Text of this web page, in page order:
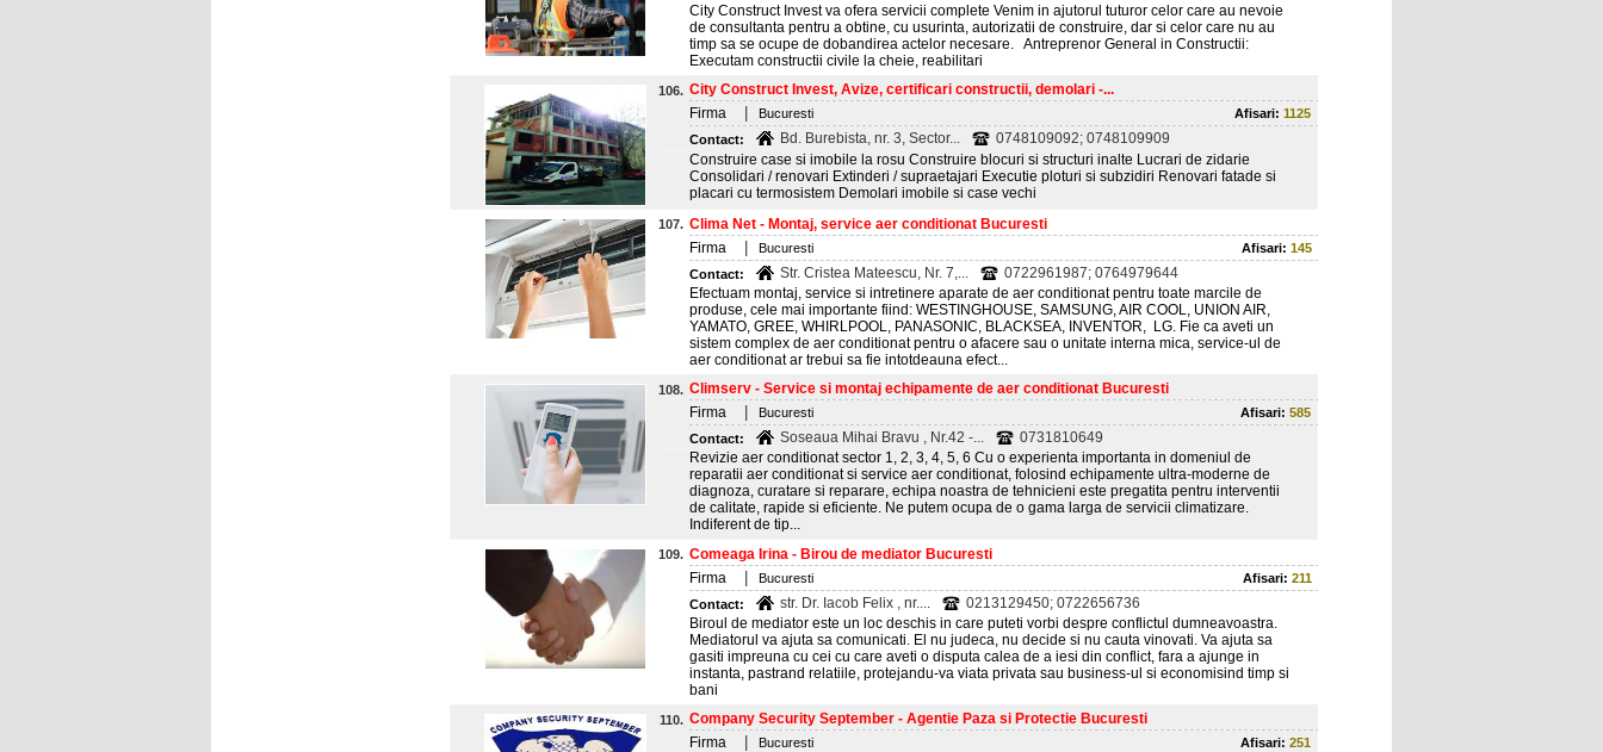
City Construct Invest va ofera servicii complete Venim in ajutorul tuturor celor care au nevoie
de consultanta pentru a obtine, cu usurinta, autorizatii de construire, dar si celor care nu au
timp sa se ocupe de dobandirea actelor necesare. Antreprenor General in Constructii:
Executam constructii civile la cheie, reabilitari
106. City Construct Invest, Avize, certificari constructii, demolari -...
Firma
Bucuresti Afisari: 1125
Contact:
Bd. Burebista, nr. 3, Sector...
0748109092; 0748109909
Construire case si imobile la rosu Construire blocuri si structuri inalte Lucrari de zidarie
Consolidari / renovari Extinderi / supraetajari Executie ploturi si subzidiri Renovari fatade si
placari cu termosistem Demolari imobile si case vechi
107. Clima Net - Montaj, service aer conditionat Bucuresti
Firma
Bucuresti Afisari: 145
Contact:
Str. Cristea Mateescu, Nr. 7,...
0722961987; 0764979644
Efectuam montaj, service si intretinere aparate de aer conditionat pentru toate marcile de
produse, cele mai importante fiind: WESTINGHOUSE, SAMSUNG, AIR COOL, UNION AIR,
YAMATO, GREE, WHIRLPOOL, PANASONIC, BLACKSEA, INVENTOR, LG. Fie ca aveti un
sistem complex de aer conditionat pentru o afacere sau o unitate interna mica, service-ul de
aer conditionat ar trebui sa fie intotdeauna efect...
108. Climserv - Service si montaj echipamente de aer conditionat Bucuresti
Firma
Bucuresti Afisari: 585
Contact:
Soseaua Mihai Bravu , Nr.42 -...
0731810649
Revizie aer conditionat sector 1, 2, 3, 4, 5, 6 Cu o experienta importanta in domeniul de
reparatii aer conditionat si service aer conditionat, folosind echipamente ultra-moderne de
diagnoza, curatare si reparare, echipa noastra de tehnicieni este pregatita pentru interventii
de calitate, rapide si eficiente. Ne putem ocupa de o gama larga de servicii climatizare.
Indiferent de tip...
109. Comeaga Irina - Birou de mediator Bucuresti
Firma
Bucuresti Afisari: 211
Contact:
str. Dr. Iacob Felix , nr....
0213129450; 0722656736
Biroul de mediator este un loc deschis in care puteti vorbi despre conflictul dumneavoastra.
Mediatorul va ajuta sa comunicati. El nu judeca, nu decide si nu cauta vinovati. Va ajuta sa
gasiti impreuna cu cei cu care aveti o disputa calea de a iesi din conflict, fara a ajunge in
instanta, pastrand relatiile, protejandu-va viata privata sau business-ul si economisind timp si
bani
110. Company Security September - Agentie Paza si Protectie Bucuresti
Firma
Bucuresti Afisari: 251